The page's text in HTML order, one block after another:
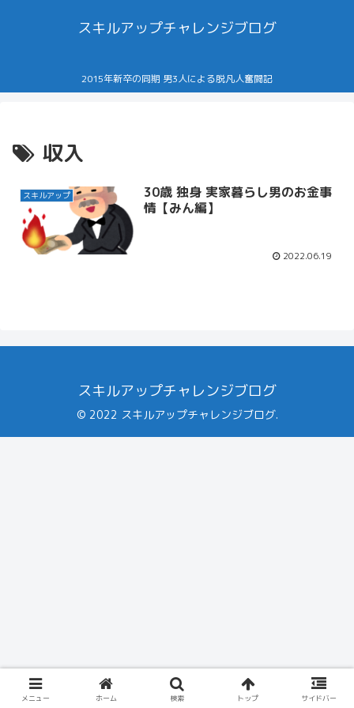
スキルアップチャレンジブログ
2015年新卒の同期 男3人による脱凡人奮闘記
収入
スキルアップ
30歳 独身 実家暮らし男のお金事
情【みん編】
2022.06.19
スキルアップチャレンジブログ
© 2022 スキルアップチャレンジブログ.
メニュー ホーム 検索 トップ サイドバー